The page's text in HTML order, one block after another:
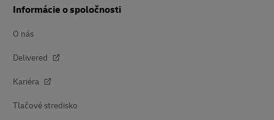
Informácie o spoločnosti
O nás
Delivered
Kariéra
Tlačové stredisko